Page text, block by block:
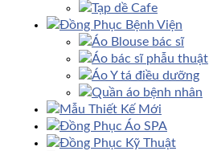
Tạp dề Cafe
Đồng Phục Bệnh Viện
Áo Blouse bác sĩ
Áo bác sĩ phẫu thuật
Áo Y tá điều dưỡng
Quần áo bệnh nhân
Mẫu Thiết Kế Mới
Đồng Phục Áo SPA
Đồng Phục Kỹ Thuật